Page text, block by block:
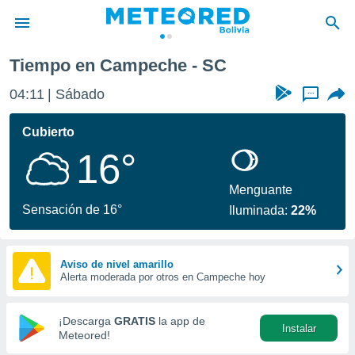
de
ha
que se
calidad.
a este
las
y
forma
digital
basada
Tiempo en Campeche - SC
04:11 Sábado ...
Cubierto
16°
Sensación de 16°
Menguante
Iluminada:22%
Aviso de nivel amarillo
Alerta moderada por otros en Campeche hoy
¡Descarga GRATIS la app de
Meteored!
Instalar